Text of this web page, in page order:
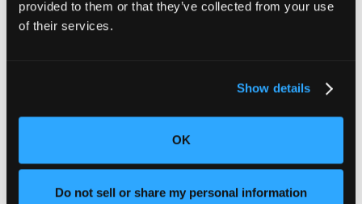
provided to them or that they’ve collected from your use
of their services.
Show details
OK
Do not sell or share my personal information
トリトン